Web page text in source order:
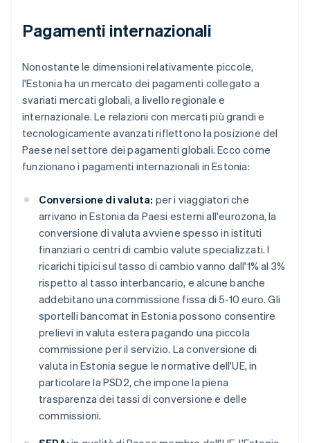
Pagamenti internazionali
Nonostante le dimensioni relativamente piccole,
l'Estonia ha un mercato dei pagamenti collegato a
svariati mercati globali, a livello regionale e
internazionale. Le relazioni con mercati più grandi e
tecnologicamente avanzati riflettono la posizione del
Paese nel settore dei pagamenti globali. Ecco come
funzionano i pagamenti internazionali in Estonia:
Conversione di valuta: per i viaggiatori che
arrivano in Estonia da Paesi esterni all'eurozona, la
conversione di valuta avviene spesso in istituti
finanziari o centri di cambio valute specializzati. I
ricarichi tipici sul tasso di cambio vanno dall'1% al 3%
rispetto al tasso interbancario, e alcune banche
addebitano una commissione fissa di 5-10 euro. Gli
sportelli bancomat in Estonia possono consentire
prelievi in valuta estera pagando una piccola
commissione per il servizio. La conversione di
valuta in Estonia segue le normative dell'UE, in
particolare la PSD2, che impone la piena
trasparenza dei tassi di conversione e delle
commissioni.